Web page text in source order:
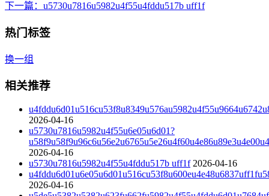
下一篇 ：u5730u7816u5982u4f55u4fddu517b uff1f
热门标签
换一组
相关推荐
2026-04-16
u5730u7816u5982u4f55u6e05u6d01?
2026-04-16
u5730u7816u5982u4f55u4fddu517b uff1f 2026-04-16
2026-04-16